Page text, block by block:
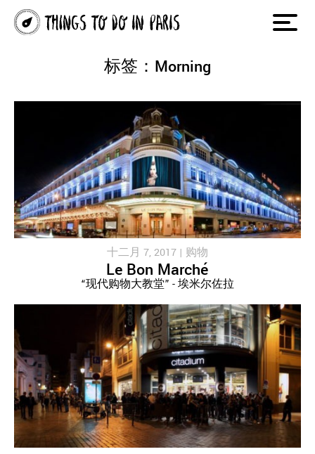
标签：Morning
十二月 7, 2017 | 购物
Le Bon Marché
“现代购物大教堂” - 埃米尔佐拉